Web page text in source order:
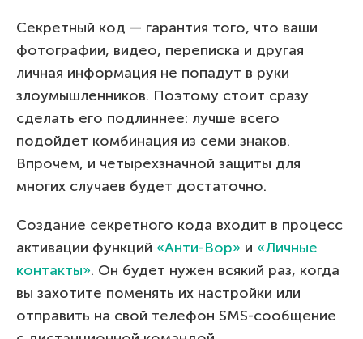
Секретный код — гарантия того, что ваши
фотографии, видео, переписка и другая
личная информация не попадут в руки
злоумышленников. Поэтому стоит сразу
сделать его подлиннее: лучше всего
подойдет комбинация из семи знаков.
Впрочем, и четырехзначной защиты для
многих случаев будет достаточно.
Создание секретного кода входит в процесс
активации функций «Анти-Вор» и «Личные
контакты». Он будет нужен всякий раз, когда
вы захотите поменять их настройки или
отправить на свой телефон SMS-сообщение